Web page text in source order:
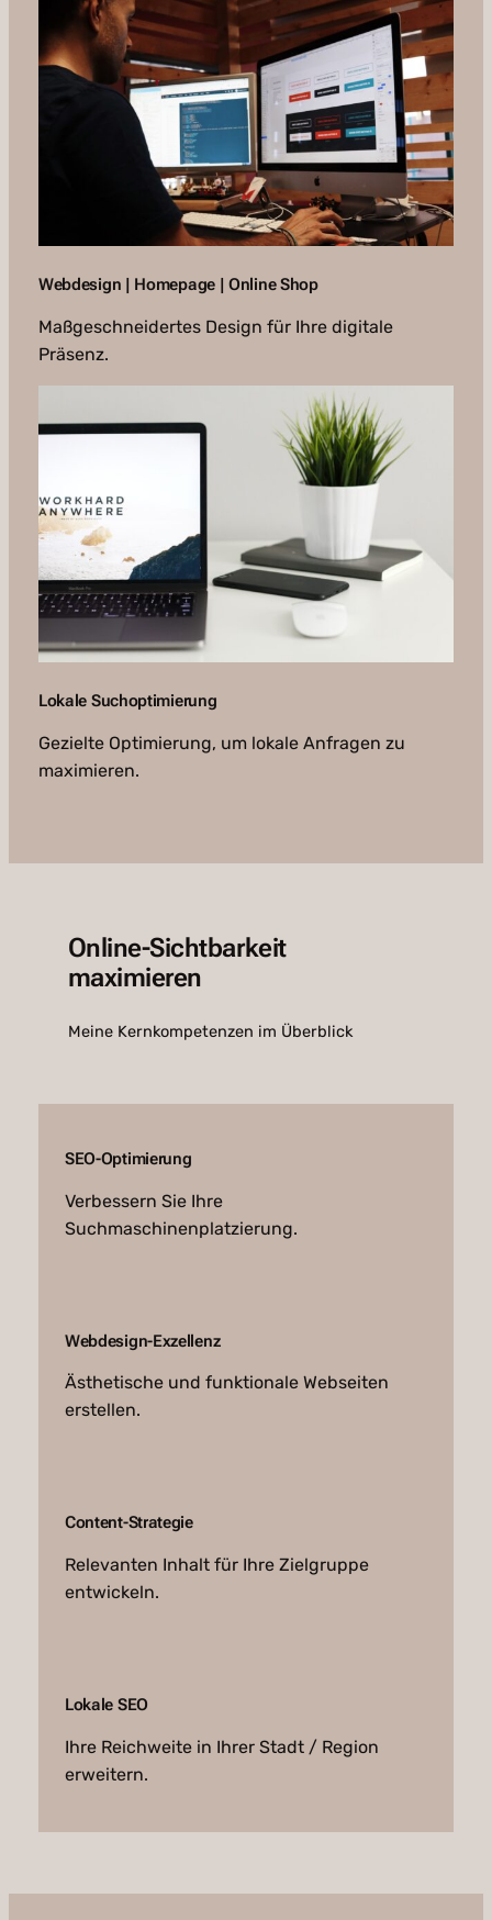
Webdesign | Homepage | Online Shop
Maßgeschneidertes Design für Ihre digitale
Präsenz.
Lokale Suchoptimierung
Gezielte Optimierung, um lokale Anfragen zu
maximieren.
Online-Sichtbarkeit
maximieren
Meine Kernkompetenzen im Überblick
SEO-Optimierung
Verbessern Sie Ihre
Suchmaschinenplatzierung.
Webdesign-Exzellenz
Ästhetische und funktionale Webseiten
erstellen.
Content-Strategie
Relevanten Inhalt für Ihre Zielgruppe
entwickeln.
Lokale SEO
Ihre Reichweite in Ihrer Stadt / Region
erweitern.